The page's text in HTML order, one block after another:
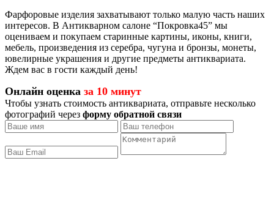
Фарфоровые изделия захватывают только малую часть наших
интересов. В Антикварном салоне “Покровка45” мы
оцениваем и покупаем старинные картины, иконы, книги,
мебель, произведения из серебра, чугуна и бронзы, монеты,
ювелирные украшения и другие предметы антиквариата.
Ждем вас в гости каждый день!
Онлайн оценка за 10 минут
Чтобы узнать стоимость антиквариата, отправьте несколько
фотографий через форму обратной связи